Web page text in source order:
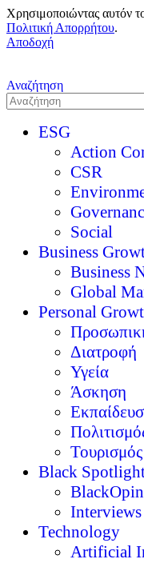
Χρησιμοποιώντας αυτόν
Πολιτική Απορρήτου.
Αποδοχή
Αναζήτηση
ESG
Action
CSR
Social
Business
Business
Global
Personal
Διατροφή
Υγεία
Άσκηση
Τουρισμός
Black
Interviews
Technology
Artificial